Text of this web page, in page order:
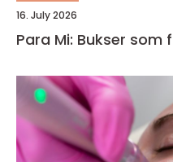
16. July 2026
Para Mi: Bukser som